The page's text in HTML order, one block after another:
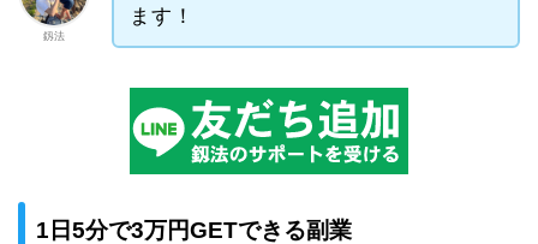
釼法
ます！
1日5分で3万円GETできる副業